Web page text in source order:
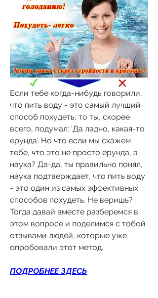
Если тебе когда-нибудь говорили,
что пить воду - это самый лучший
способ похудеть, то ты, скорее
всего, подумал: 'Да ладно, какая-то
ерунда'. Но что если мы скажем
тебе, что это не просто ерунда, а
наука? Да-да, ты правильно понял,
наука подтверждает, что пить воду
- это один из самых эффективных
способов похудеть. Не веришь?
Тогда давай вместе разберемся в
этом вопросе и поделимся с тобой
отзывами людей, которые уже
опробовали этот метод.
ПОДРОБНЕЕ ЗДЕСЬ